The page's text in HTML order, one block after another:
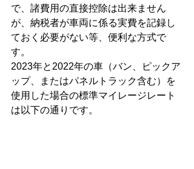
で、諸費用の直接控除は出来ません
が、納税者が車両に係る実費を記録し
ておく必要がない等、便利な方式で
す。
2023年と2022年の車（バン、ピックア
ップ、またはパネルトラック含む）を
使用した場合の標準マイレージレート
は以下の通りです。